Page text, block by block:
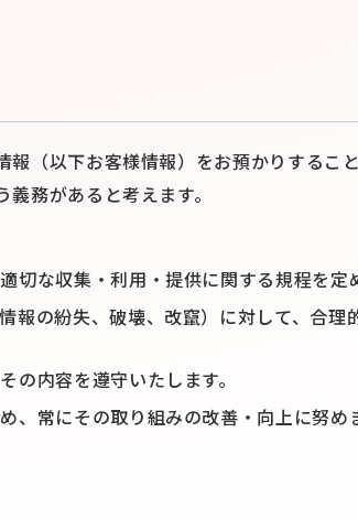
（以下お客様情報）をお預かりすること
務があると考えます。
な収集・利用・提供に関する規程を定
報の紛失、破壊、改竄）に対して、合理
内容を遵守いたします。
常にその取り組みの改善・向上に努め